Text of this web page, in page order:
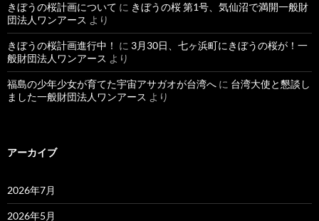
きぼうの桜計画について に きぼうの桜 第1号、気仙沼で満開一般財
団法人ワンアース より
きぼうの桜計画進行中！ に 3月30日、七ヶ浜町にきぼうの桜が！一
般財団法人ワンアース より
福島の少年少女が育てた宇宙アサガオが台湾へ に 台湾大使と懇談し
ました一般財団法人ワンアース より
アーカイブ
2026年7月
2026年5月